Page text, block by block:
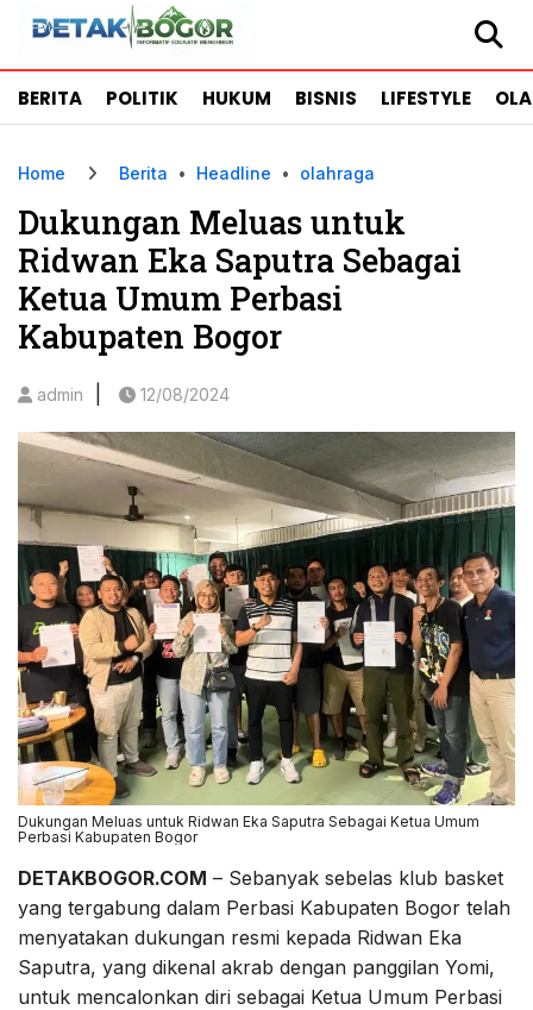
BERITA POLITIK HUKUM BISNIS LIFESTYLE
Home Berita • Headline • olahraga
Dukungan Meluas untuk
Ridwan Eka Saputra Sebagai
Ketua Umum Perbasi
Kabupaten Bogor
admin 12/08/2024
Dukungan Meluas untuk Ridwan Eka Saputra Sebagai Ketua Umum
Perbasi Kabupaten Bogor
DETAKBOGOR.COM – Sebanyak sebelas klub basket
yang tergabung dalam Perbasi Kabupaten Bogor telah
menyatakan dukungan resmi kepada Ridwan Eka
Saputra, yang dikenal akrab dengan panggilan Yomi,
untuk mencalonkan diri sebagai Ketua Umum Perbasi